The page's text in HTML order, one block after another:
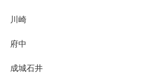
川崎
府中
成城石井